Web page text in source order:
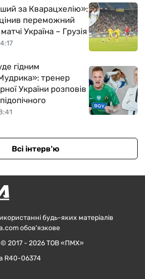
за Кварацхелію»:
переможний
Україна – Грузія
гідним
тренер
України розповів
Всі інтерв'ю
будь-яких матеріалів
обов'язкове
© 2017 - 2026 ТОВ «ПМХ»
R40-06374